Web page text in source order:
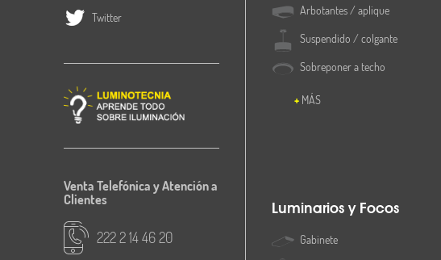
Twitter
Venta Telefónica y Atención a
Clientes
222 2 14 46 20
Arbotantes / aplique
Suspendido / colgante
Sobreponer a techo
MÁS
Luminarios y Focos
Gabinete